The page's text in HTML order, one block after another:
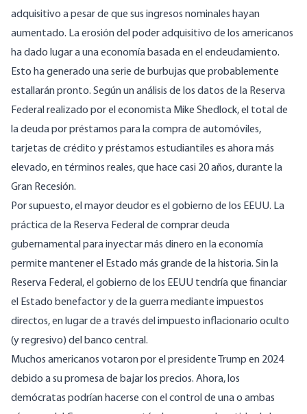
adquisitivo a pesar de que sus ingresos nominales hayan
aumentado. La erosión del poder adquisitivo de los americanos
ha dado lugar a una economía basada en el endeudamiento.
Esto ha generado una serie de burbujas que probablemente
estallarán pronto. Según un análisis de los datos de la Reserva
Federal realizado por el economista Mike Shedlock, el total de
la deuda por préstamos para la compra de automóviles,
tarjetas de crédito y préstamos estudiantiles es ahora más
elevado, en términos reales, que hace casi 20 años, durante la
Gran Recesión.
Por supuesto, el mayor deudor es el gobierno de los EEUU. La
práctica de la Reserva Federal de comprar deuda
gubernamental para inyectar más dinero en la economía
permite mantener el Estado más grande de la historia. Sin la
Reserva Federal, el gobierno de los EEUU tendría que financiar
el Estado benefactor y de la guerra mediante impuestos
directos, en lugar de a través del impuesto inflacionario oculto
(y regresivo) del banco central.
Muchos americanos votaron por el presidente Trump en 2024
debido a su promesa de bajar los precios. Ahora, los
demócratas podrían hacerse con el control de una o ambas